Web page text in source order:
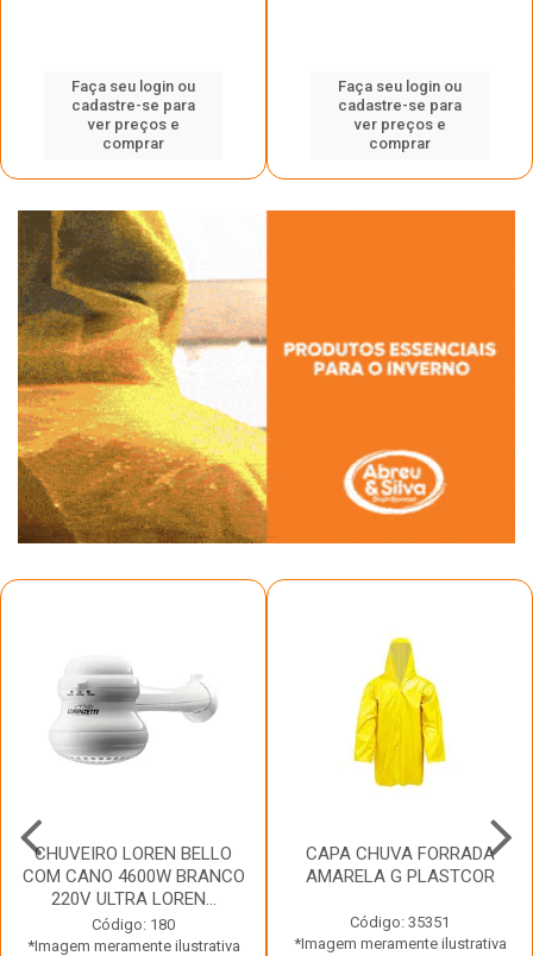
Faça seu login ou
cadastre-se para
ver preços e
comprar
Faça seu login ou
cadastre-se para
ver preços e
comprar
CHUVEIRO LOREN BELLO
COM CANO 4600W BRANCO
220V ULTRA LOREN...
Código: 180
*Imagem meramente ilustrativa
CAPA CHUVA FORRADA
AMARELA G PLASTCOR
Código: 35351
*Imagem meramente ilustrativa